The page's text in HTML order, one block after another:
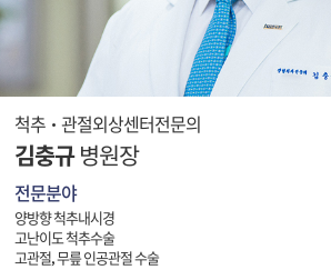
척추·관절외상센터전문의
김충규병원장
전문분야
양방향 척추내시경
고난이도 척추수술
고관절, 무릎 인공관절 수술